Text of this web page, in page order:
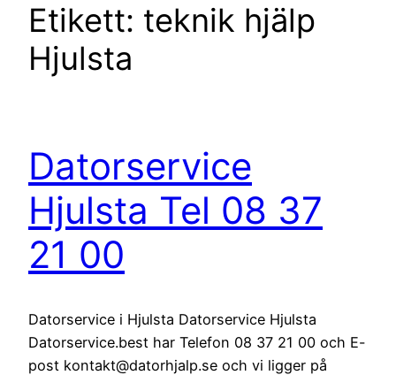
Etikett: teknik hjälp
Hjulsta
Datorservice
Hjulsta Tel 08 37
21 00
Datorservice i Hjulsta Datorservice Hjulsta
Datorservice.best har Telefon 08 37 21 00 och E-
post kontakt@datorhjalp.se och vi ligger på